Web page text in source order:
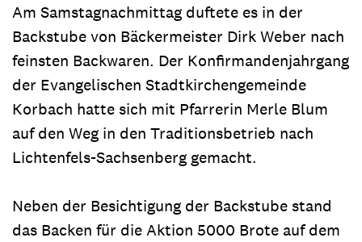
Am Samstagnachmittag duftete es in der
Backstube von Bäckermeister Dirk Weber nach
feinsten Backwaren. Der Konfirmandenjahrgang
der Evangelischen Stadtkirchengemeinde
Korbach hatte sich mit Pfarrerin Merle Blum
auf den Weg in den Traditionsbetrieb nach
Lichtenfels-Sachsenberg gemacht.
Neben der Besichtigung der Backstube stand
das Backen für die Aktion 5000 Brote auf dem